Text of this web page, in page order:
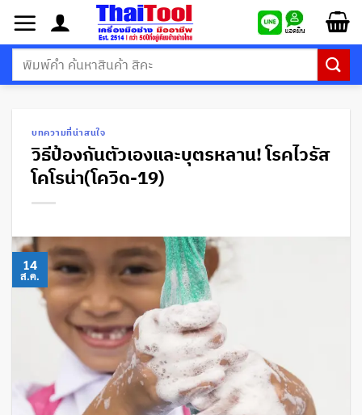
ยัง
เนื้อหา
ค้นหา:
บทความที่น่าสนใจ
วิธีป้องกันตัวเองและบุตรหลาน! โรคไวรัส
โคโรน่า(โควิด-19)
14
ส.ค.